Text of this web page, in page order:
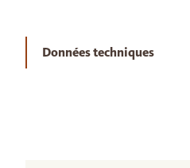
Données techniques